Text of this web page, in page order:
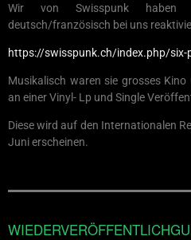
Wir von Swisspunk
deutsch/französisch bei uns
https://swisspunk.ch/index.php/six-
Musikalisch waren sie grosses
an einer Vinyl- Lp und Single
Diese wird auf den Internationalen
Juni erscheinen.